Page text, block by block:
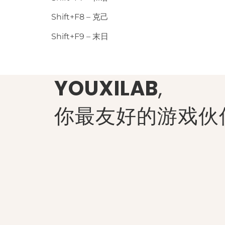
Shift+F8 – 克己
Shift+F9 – 末日
YOUXILAB,
你最友好的游戏伙